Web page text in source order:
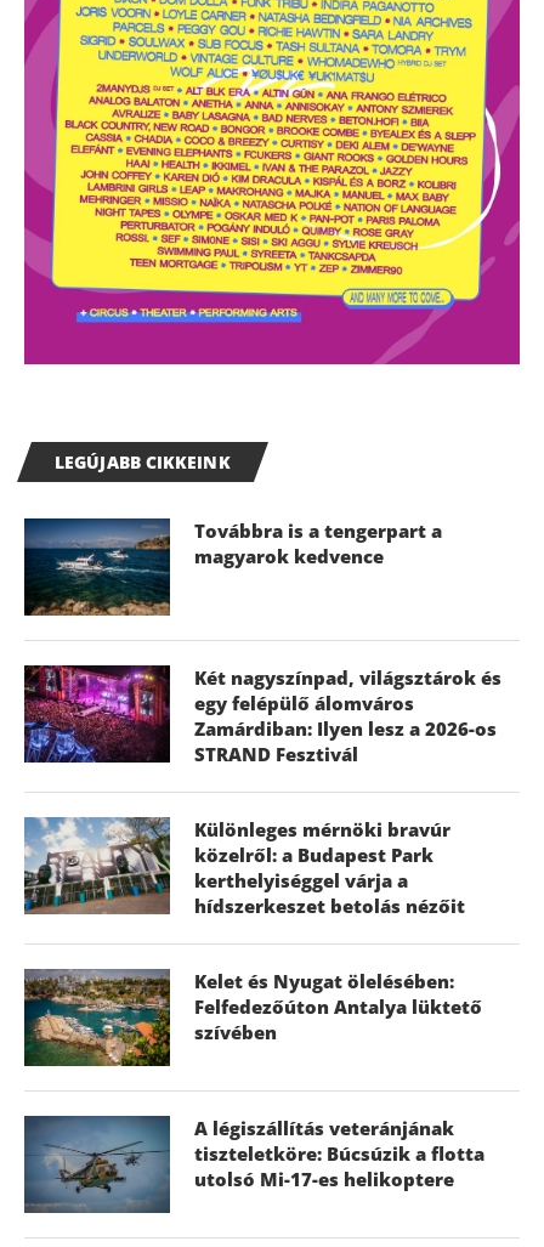
LEGÚJABB CIKKEINK
Továbbra is a tengerpart a
magyarok kedvence
Két nagyszínpad, világsztárok és
egy felépülő álomváros
Zamárdiban: Ilyen lesz a 2026-os
STRAND Fesztivál
Különleges mérnöki bravúr
közelről: a Budapest Park
kerthelyiséggel várja a
hídszerkeszet betolás nézőit
Kelet és Nyugat ölelésében:
Felfedezőúton Antalya lüktető
szívében
A légiszállítás veteránjának
tiszteletköre: Búcsúzik a flotta
utolsó Mi-17-es helikoptere